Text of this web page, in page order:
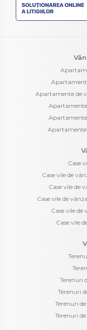
Apartamente de
Apartamente
Case
Case vile de
Case vile de
Case vile de
Case vile
Case vile
Terenuri
Terenuri
Terenuri
Terenuri